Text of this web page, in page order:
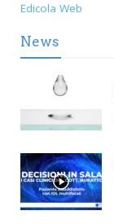
Edicola Web
News